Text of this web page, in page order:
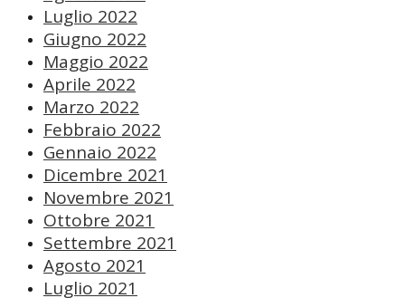
Luglio 2022
Giugno 2022
Maggio 2022
Aprile 2022
Marzo 2022
Febbraio 2022
Gennaio 2022
Dicembre 2021
Novembre 2021
Ottobre 2021
Settembre 2021
Agosto 2021
Luglio 2021